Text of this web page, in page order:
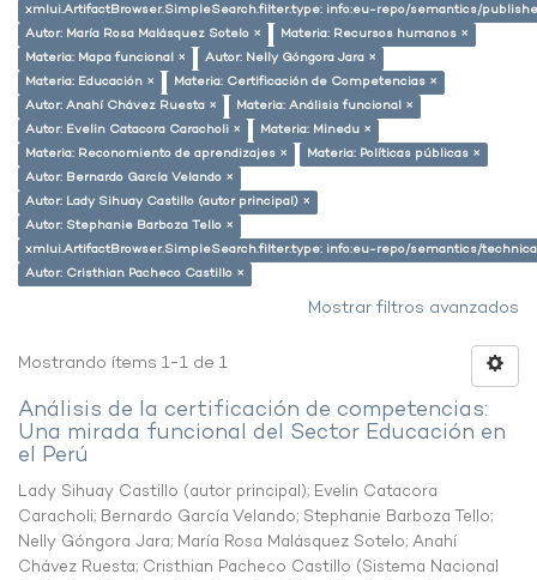
xmlui.ArtifactBrowser.SimpleSearch.filter.type: info:eu-repo/semantics/
Autor: María Rosa Malásquez Sotelo ×
Materia: Recursos humanos ×
Materia: Mapa funcional ×
Autor: Nelly Góngora Jara ×
Materia: Educación ×
Materia: Certificación de Competencias ×
Autor: Anahí Chávez Ruesta ×
Materia: Análisis funcional ×
Autor: Evelin Catacora Caracholi ×
Materia: Minedu ×
Materia: Reconomiento de aprendizajes ×
Materia: Políticas públicas ×
Autor: Bernardo García Velando ×
Autor: Lady Sihuay Castillo (autor principal) ×
Autor: Stephanie Barboza Tello ×
xmlui.ArtifactBrowser.SimpleSearch.filter.type: info:eu-repo/semantics/
Autor: Cristhian Pacheco Castillo ×
Mostrar filtros avanzados
Mostrando ítems 1-1 de 1
Análisis de la certificación de competencias:
Una mirada funcional del Sector Educación en
el Perú
Lady Sihuay Castillo (autor principal); Evelin Catacora
Caracholi; Bernardo García Velando; Stephanie Barboza Tello;
Nelly Góngora Jara; María Rosa Malásquez Sotelo; Anahí
Chávez Ruesta; Cristhian Pacheco Castillo (Sistema Nacional